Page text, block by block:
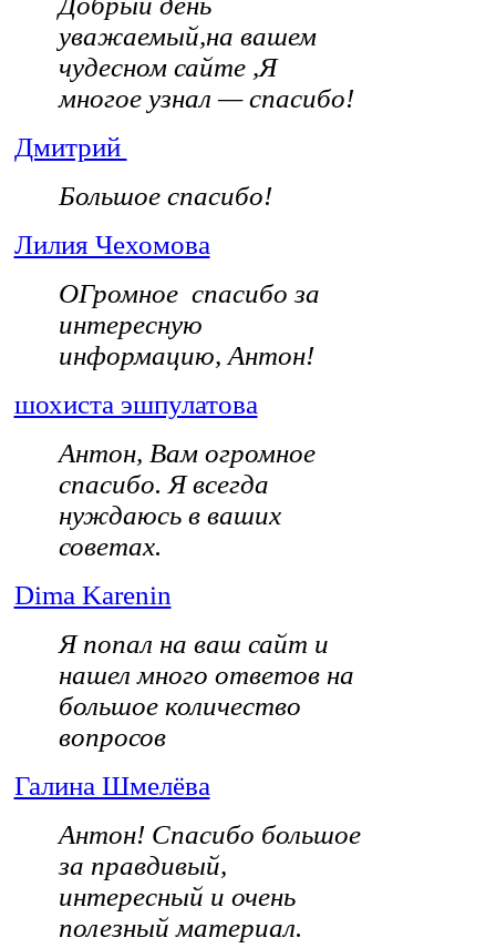
уважаемый,на вашем
чудесном сайте ,Я
многое узнал — спасибо!
Дмитрий
Большое спасибо!
Лилия Чехомова
ОГромное спасибо за
интересную
информацию, Антон!
шохиста эшпулатова
Антон, Вам огромное
спасибо. Я всегда
нуждаюсь в ваших
советах.
Dima Karenin
Я попал на ваш сайт и
нашел много ответов на
большое количество
вопросов
Галина Шмелёва
Антон! Спасибо большое
за правдивый,
интересный и очень
полезный материал.